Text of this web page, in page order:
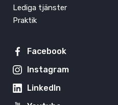
Lediga tjänster
Praktik
Facebook
Instagram
LinkedIn